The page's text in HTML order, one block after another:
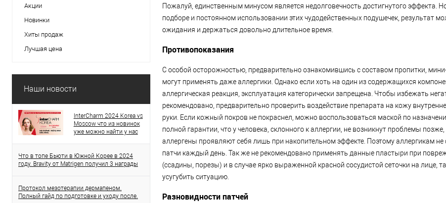
Акции
Новинки
Хиты продаж
Лучшая цена
Наши новости
InterCharm 2024 Korea vs
Moscow что из новинок
уже можно найти у нас
Что в топе Бьюти в Южной Корее в 2024
году. Bravity от Matrigen получил 3 награды
Протокол мезотерапии дермапеном.
Полный гайд по подготовке и уходу после.
Пожалуй, единственным минусом является недолговечность достигнутого эффекта.
подборе и постоянном использовании этих чудодейственных подушечек, результат
ожидания и держаться довольно длительное время.
Противопоказания
С особой осторожностью, предварительно ознакомившись с составом пропитки,
могут применять даже аллергики. Однако если хоть на один из содержащихся
аллергическая реакция, эксплуатация категорически запрещена. Чтобы избежать
рекомендовано, предварительно проверить воздействие препарата на кожу
руки. Если кожный покров не покраснел, можно воспользоваться маской по
полной гарантии, что у человека, склонного к аллергии, не возникнут проблемы
аллергены проявляют себя лишь при накопительном эффекте. Поэтому аллергикам не
патчи каждый день. Так же не рекомендовано применять данные пластыри при
(ссадины, порезы) и в случае ярко выраженной красной сосудистой сеточки на лице,
усугубить ситуацию.
Разновидности патчей